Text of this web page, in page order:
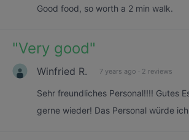
Good food, so worth a 2 min walk.
"Very good"
Winfried R. 7 years ago · 2 reviews
Sehr freundliches Personal!!!! Gutes
gerne wieder! Das Personal würde